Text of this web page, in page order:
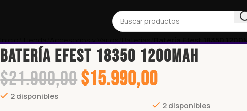
Inicio Tienda Accesorios y Varios Baterías Batería Efest 18350
Batería Efest 18350 1200Mah
$21.900,00$15.990,00
2 disponibles
2 disponibles